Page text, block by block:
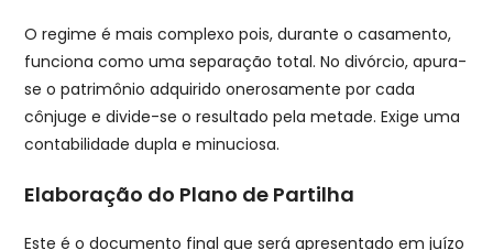
O regime é mais complexo pois, durante o casamento,
funciona como uma separação total. No divórcio, apura-
se o patrimônio adquirido onerosamente por cada
cônjuge e divide-se o resultado pela metade. Exige uma
contabilidade dupla e minuciosa.
Elaboração do Plano de Partilha
Este é o documento final que será apresentado em juízo